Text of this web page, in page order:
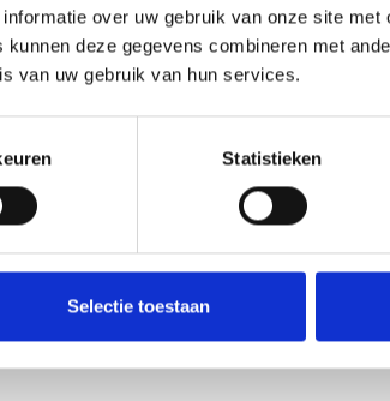
over uw gebruik van onze site met
deze gegevens combineren met
van uw gebruik van hun services.
Statistieken
Selectie toestaan